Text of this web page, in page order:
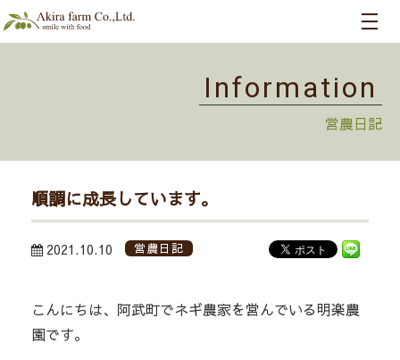
Information
営農日記
順調に成長しています。
2021.10.10 営農日記
こんにちは、阿武町でネギ農家を営んでいる明楽農
園です。